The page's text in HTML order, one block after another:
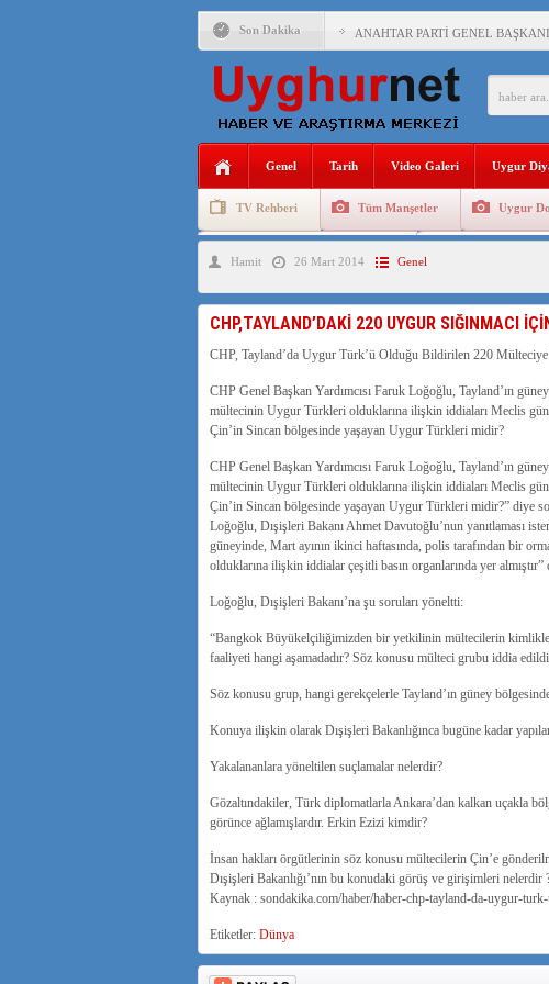
Son Dakika ANAHTAR PARTİ GENEL
ÇİN’İN DOĞU TÜRKİSTAN’DAKİ
DİYANET AKADEMİSİ BAŞKANI
150 YILDIR KAYNAYAN
ÇİN’İN UYGUR POLİTİKALARINI
ÇİN’İN ANKARA BÜYÜKELÇİSİ
İŞGALCİ ÇİN’DEN “FETİHLER
Genel Tarih Video Galeri Uygur
TV Rehberi Tüm Manşetler Uygur
Uygurlarda Düğün ve Cenaze
Hamit 26 Mart 2014 Genel
CHP,TAYLAND’DAKİ 220 UYGUR SIĞINMACI
CHP, Tayland’da Uygur Türk’ü Olduğu Bildirilen 220 Mülteciye
CHP Genel Başkan Yardımcısı Faruk Loğoğlu, Tayland’ın
mültecinin Uygur Türkleri olduklarına ilişkin iddiaları Meclis
Çin’in Sincan bölgesinde yaşayan Uygur Türkleri midir?
CHP Genel Başkan Yardımcısı Faruk Loğoğlu, Tayland’ın
mültecinin Uygur Türkleri olduklarına ilişkin iddiaları Meclis
Çin’in Sincan bölgesinde yaşayan Uygur Türkleri midir?” diye
Loğoğlu, Dışişleri Bakanı Ahmet Davutoğlu’nun yanıtlaması
güneyinde, Mart ayının ikinci haftasında, polis tarafından bir
olduklarına ilişkin iddialar çeşitli basın organlarında yer almıştır”
Loğoğlu, Dışişleri Bakanı’na şu soruları yöneltti:
“Bangkok Büyükelçiliğimizden bir yetkilinin mültecilerin
faaliyeti hangi aşamadadır? Söz konusu mülteci grubu iddia
Söz konusu grup, hangi gerekçelerle Tayland’ın güney
Konuya ilişkin olarak Dışişleri Bakanlığınca bugüne kadar
Yakalananlara yöneltilen suçlamalar nelerdir?
Gözaltındakiler, Türk diplomatlarla Ankara’dan kalkan uçakla
görünce ağlamışlardır. Erkin Ezizi kimdir?
İnsan hakları örgütlerinin söz konusu mültecilerin Çin’e
Dışişleri Bakanlığı’nın bu konudaki görüş ve girişimleri nelerdir
Kaynak : sondakika.com/haber/haber-chp-tayland-da-uygur-
Etiketler: Dünya